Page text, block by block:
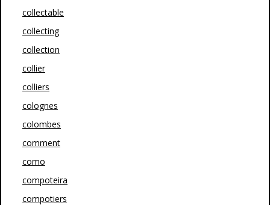
collectable
collecting
collection
collier
colliers
colognes
colombes
comment
como
compoteira
compotiers